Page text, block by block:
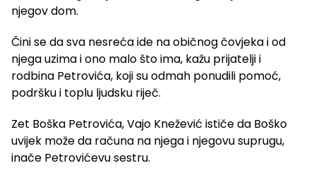
njegov dom.
Čini se da sva nesreća ide na običnog čovjeka i od
njega uzima i ono malo što ima, kažu prijatelji i
rodbina Petrovića, koji su odmah ponudili pomoć,
podršku i toplu ljudsku riječ.
Zet Boška Petrovića, Vajo Knežević ističe da Boško
uvijek može da računa na njega i njegovu suprugu,
inače Petrovićevu sestru.